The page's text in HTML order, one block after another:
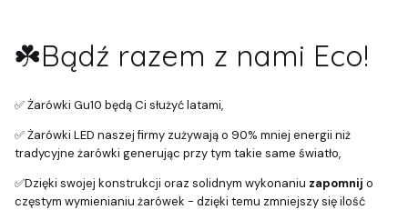
☘️Bądź razem z nami Eco!
✅ Żarówki Gu10 będą Ci służyć latami,
✅ Żarówki LED naszej firmy zużywają o 90% mniej energii niż
tradycyjne żarówki generując przy tym takie same światło,
✅Dzięki swojej konstrukcji oraz solidnym wykonaniu zapomnij o
częstym wymienianiu żarówek - dzięki temu zmniejszy się ilość